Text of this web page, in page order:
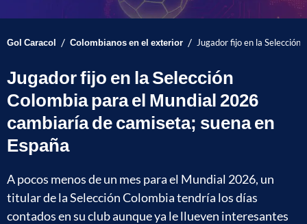
Gol Caracol / Colombianos en el exterior / Jugador fijo en la
Jugador fijo en la Selección
Colombia para el Mundial 2026
cambiaría de camiseta; suena en
España
A pocos menos de un mes para el Mundial 2026, un
titular de la Selección Colombia tendría los días
contados en su club aunque ya le llueven interesantes